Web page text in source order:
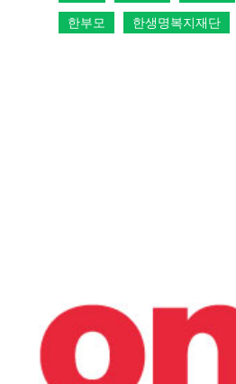
한부모
한생명복지재단